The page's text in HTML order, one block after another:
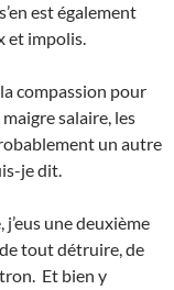
est également
et impolis.
compassion pour
salaire, les
un autre
je dit.
une deuxième
tout détruire, de
Et bien y